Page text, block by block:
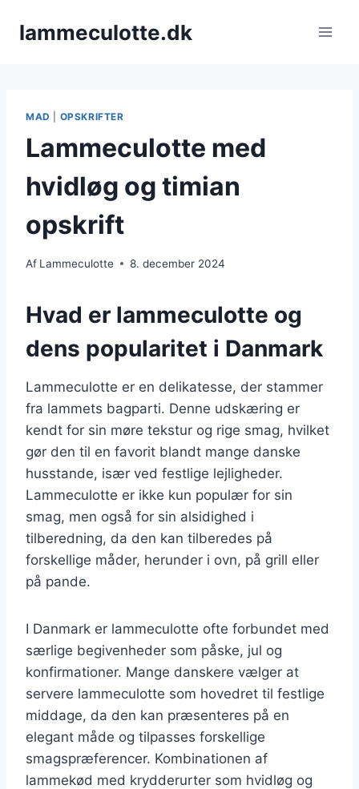
lammeculotte.dk
MAD OPSKRIFTER
Lammeculotte med
hvidløg og timian
opskrift
Af Lammeculotte 8. december 2024
Hvad er lammeculotte og
dens popularitet i Danmark
Lammeculotte er en delikatesse, der stammer
fra lammets bagparti. Denne udskæring er
kendt for sin møre tekstur og rige smag, hvilket
gør den til en favorit blandt mange danske
husstande, især ved festlige lejligheder.
Lammeculotte er ikke kun populær for sin
smag, men også for sin alsidighed i
tilberedning, da den kan tilberedes på
forskellige måder, herunder i ovn, på grill eller
på pande.
I Danmark er lammeculotte ofte forbundet med
særlige begivenheder som påske, jul og
konfirmationer. Mange danskere vælger at
servere lammeculotte som hovedret til festlige
middage, da den kan præsenteres på en
elegant måde og tilpasses forskellige
smagspræferencer. Kombinationen af
lammekød med krydderurter som hvidløg og